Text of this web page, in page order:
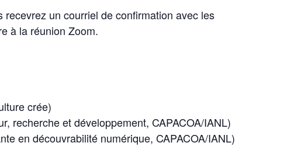
recevrez un courriel de confirmation avec les
à la réunion Zoom.
crée)
recherche et développement, CAPACOA/IANL)
en découvrabilité numérique, CAPACOA/IANL)